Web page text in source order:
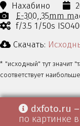
Нахабино
E-300 35mm
f/3.5 1/50s
Скачать:
* "исходный" тут значит
соответствует
dxfoto.ru
по картинке